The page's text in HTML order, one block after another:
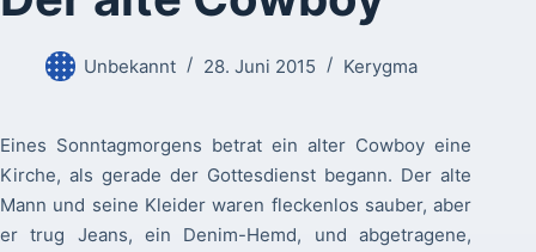
Unbekannt 28. Juni 2015 Kerygma
Eines Sonntagmorgens betrat ein alter Cowboy eine
Kirche, als gerade der Gottesdienst begann. Der alte
Mann und seine Kleider waren fleckenlos sauber, aber
er trug Jeans, ein Denim-Hemd, und abgetragene,